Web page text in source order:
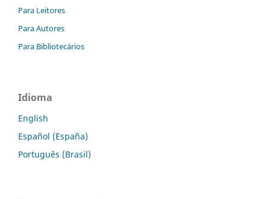
Para Leitores
Para Autores
Para Bibliotecários
Idioma
English
Español (España)
Português (Brasil)